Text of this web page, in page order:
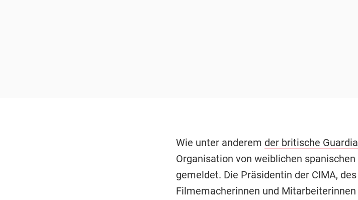
Wie unter anderem der britische
Organisation von weiblichen
gemeldet. Die Präsidentin der CIMA,
Filmemacherinnen und